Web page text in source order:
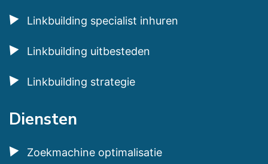
Linkbuilding specialist inhuren
Linkbuilding uitbesteden
Linkbuilding strategie
Diensten
Zoekmachine optimalisatie